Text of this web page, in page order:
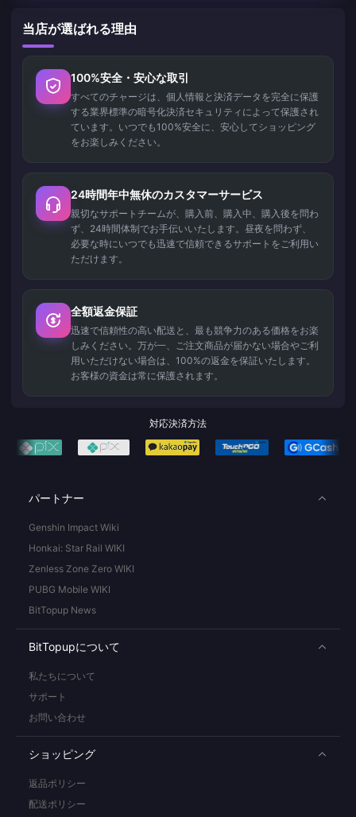
当店が選ばれる理由
100%安全・安心な取引
すべてのチャージは、個人情報と決済データを完全に保護
する業界標準の暗号化決済セキュリティによって保護され
ています。いつでも100%安全に、安心してショッピング
をお楽しみください。
24時間年中無休のカスタマーサービス
親切なサポートチームが、購入前、購入中、購入後を問わ
ず、24時間体制でお手伝いいたします。昼夜を問わず、
必要な時にいつでも迅速で信頼できるサポートをご利用い
ただけます。
全額返金保証
迅速で信頼性の高い配送と、最も競争力のある価格をお楽
しみください。万が一、ご注文商品が届かない場合やご利
用いただけない場合は、100%の返金を保証いたします。
お客様の資金は常に保護されます。
対応決済方法
パートナー
Genshin Impact Wiki
Honkai: Star Rail WIKI
Zenless Zone Zero WIKI
PUBG Mobile WIKI
BitTopup News
BitTopupについて
私たちについて
サポート
お問い合わせ
ショッピング
返品ポリシー
配送ポリシー